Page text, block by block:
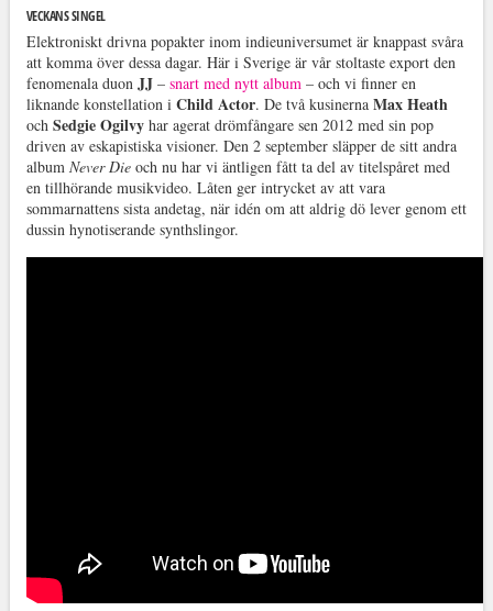
VECKANS SINGEL
Elektroniskt drivna popakter inom indieuniversumet är knappast svåra
att komma över dessa dagar. Här i Sverige är vår stoltaste export den
fenomenala duon JJ– snart med nytt album– och vi finner en
liknande konstellation i Child Actor. De två kusinerna Max Heath
och Sedgie Ogilvyhar agerat drömfångare sen 2012 med sin pop
driven av eskapistiska visioner. Den 2 september släpper de sitt andra
album Never Dieoch nu har vi äntligen fått ta del av titelspåret med
en tillhörande musikvideo. Låten ger intrycket av att vara
sommarnattens sista andetag, när idén om att aldrig dö lever genom ett
dussin hynotiserande synthslingor.